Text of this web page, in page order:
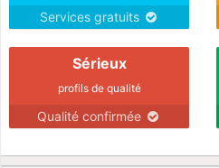
Services gratuits
Sérieux
profils de qualité
Qualité confirmée